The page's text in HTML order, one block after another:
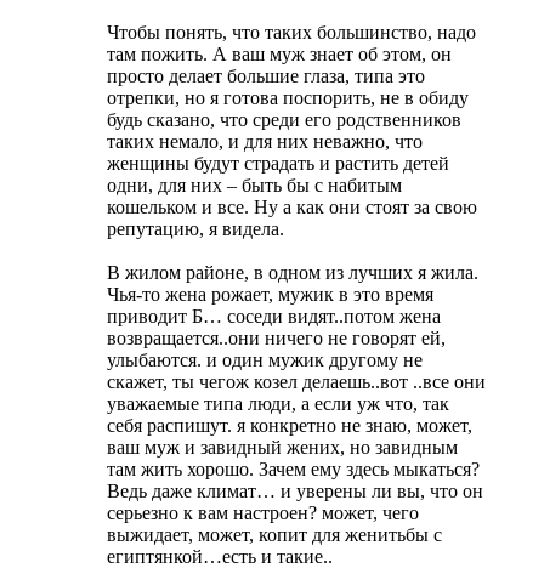
Чтобы понять, что таких большинство, надо
там пожить. А ваш муж знает об этом, он
просто делает большие глаза, типа это
отрепки, но я готова поспорить, не в обиду
будь сказано, что среди его родственников
таких немало, и для них неважно, что
женщины будут страдать и растить детей
одни, для них – быть бы с набитым
кошельком и все. Ну а как они стоят за свою
репутацию, я видела.
В жилом районе, в одном из лучших я жила.
Чья-то жена рожает, мужик в это время
приводит Б… соседи видят..потом жена
возвращается..они ничего не говорят ей,
улыбаются. и один мужик другому не
скажет, ты чегож козел делаешь..вот ..все они
уважаемые типа люди, а если уж что, так
себя распишут. я конкретно не знаю, может,
ваш муж и завидный жених, но завидным
там жить хорошо. Зачем ему здесь мыкаться?
Ведь даже климат… и уверены ли вы, что он
серьезно к вам настроен? может, чего
выжидает, может, копит для женитьбы с
египтянкой…есть и такие..